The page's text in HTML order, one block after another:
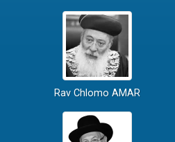
Rav Chlomo AMAR